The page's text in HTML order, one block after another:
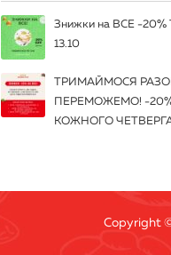
Знижки на ВСЕ -20%
13.10
ТРИМАЙМОСЯ РАЗОМ
ПЕРЕМОЖЕМО! -
КОЖНОГО
Copyright